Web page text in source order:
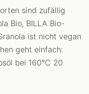
sind zufällig
Bio, BILLA Bio-
ist nicht vegan
geht einfach:
bei 160°C 20